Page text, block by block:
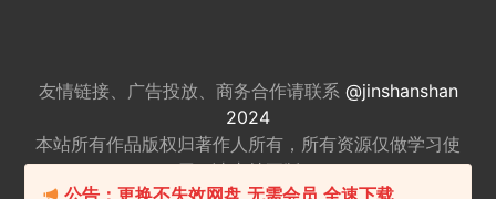
友情链接、广告投放、商务合作请联系 @jinshanshan
2024
本站所有作品版权归著作人所有，所有资源仅做学习使
用，请支持正版。
公告：更换不失效网盘,无需会员,全速下载